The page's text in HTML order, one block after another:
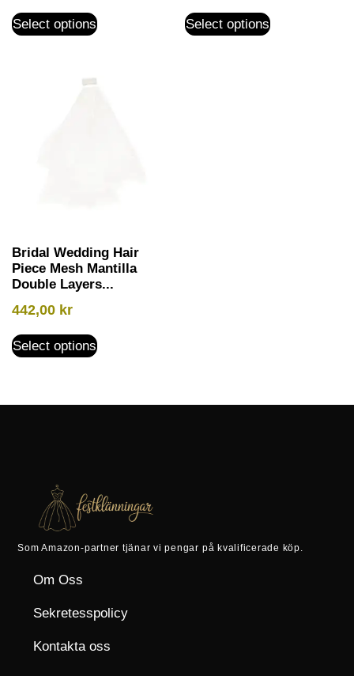
Select options Select options
Bridal Wedding Hair
Piece Mesh Mantilla
Double Layers...
442,00 kr
Select options
Som Amazon-partner tjänar vi pengar på kvalificerade köp.
Om Oss
Sekretesspolicy
Kontakta oss